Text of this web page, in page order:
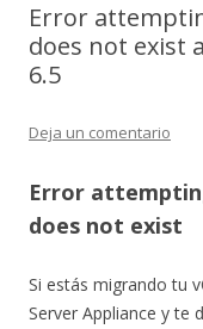
Error
does not exist
6.5
Deja un comentario
Error
does not exist
Si estás migrando tu
Server Appliance y te